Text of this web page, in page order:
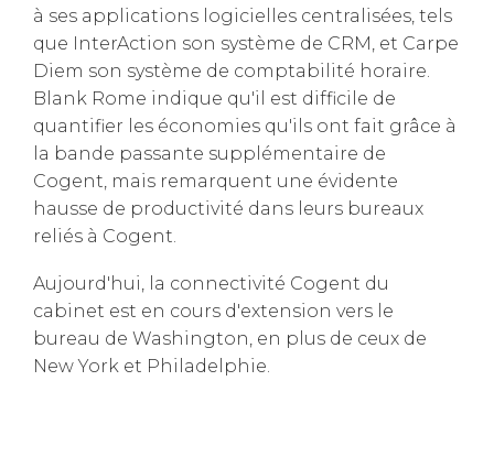
à ses applications logicielles centralisées, tels
que InterAction son système de CRM, et Carpe
Diem son système de comptabilité horaire.
Blank Rome indique qu'il est difficile de
quantifier les économies qu'ils ont fait grâce à
la bande passante supplémentaire de
Cogent, mais remarquent une évidente
hausse de productivité dans leurs bureaux
reliés à Cogent.
Aujourd'hui, la connectivité Cogent du
cabinet est en cours d'extension vers le
bureau de Washington, en plus de ceux de
New York et Philadelphie.